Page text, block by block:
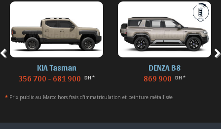
DENZA B8
869 900 DH *
DENZA B5
629 900 - 699 900
* Prix public au Maroc hors frais d'immatriculation et peinture métallisée